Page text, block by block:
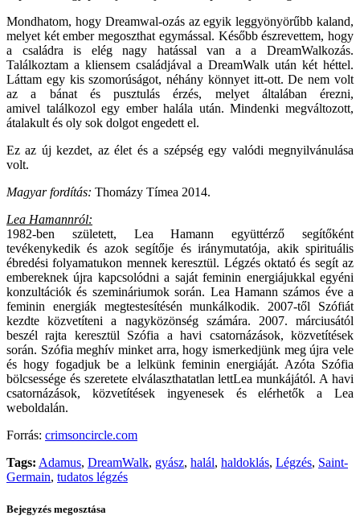
Mondhatom, hogy Dreamwal-ozás az egyik leggyönyörűbb kaland,
melyet két ember megoszthat egymással. Később észrevettem, hogy
a családra is elég nagy hatással van a a DreamWalkozás.
Találkoztam a kliensem családjával a DreamWalk után két héttel.
Láttam egy kis szomorúságot, néhány könnyet itt-ott. De nem volt
az a bánat és pusztulás érzés, melyet általában érezni,
amivel találkozol egy ember halála után. Mindenki megváltozott,
átalakult és oly sok dolgot engedett el.
Ez az új kezdet, az élet és a szépség egy valódi megnyilvánulása
volt.
Magyar fordítás: Thomázy Tímea 2014.
Lea Hamannról:
1982-ben született, Lea Hamann együttérző segítőként
tevékenykedik és azok segítője és iránymutatója, akik spirituális
ébredési folyamatukon mennek keresztül. Légzés oktató és segít az
embereknek újra kapcsolódni a saját feminin energiájukkal egyéni
konzultációk és szemináriumok során. Lea Hamann számos éve a
feminin energiák megtestesítésén munkálkodik. 2007-től Szófiát
kezdte közvetíteni a nagyközönség számára. 2007. márciusától
beszél rajta keresztül Szófia a havi csatornázások, közvetítések
során. Szófia meghív minket arra, hogy ismerkedjünk meg újra vele
és hogy fogadjuk be a lelkünk feminin energiáját. Azóta Szófia
bölcsessége és szeretete elválaszthatatlan lettLea munkájától. A havi
csatornázások, közvetítések ingyenesek és elérhetők a Lea
weboldalán.
Forrás: crimsoncircle.com
Tags: Adamus, DreamWalk, gyász, halál, haldoklás, Légzés, Saint-
Germain, tudatos légzés
Bejegyzés megosztása